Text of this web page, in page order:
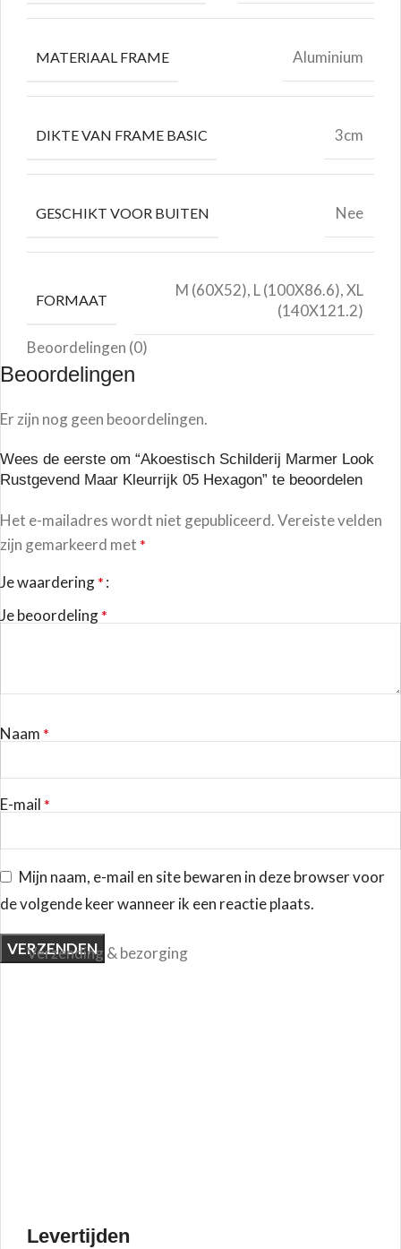
MATERIAAL FRAME Aluminium
DIKTE VAN FRAME BASIC 3cm
GESCHIKT VOOR BUITEN Nee
FORMAAT
M (60X52), L (100X86.6), XL
(140X121.2)
Beoordelingen (0)
Beoordelingen
Er zijn nog geen beoordelingen.
Wees de eerste om “Akoestisch Schilderij Marmer Look
Rustgevend Maar Kleurrijk 05 Hexagon” te beoordelen
Het e-mailadres wordt niet gepubliceerd.Vereiste velden
zijn gemarkeerd met *
Je waardering*
Je beoordeling*
Naam *
E-mail *
Mijn naam, e-mail en site bewaren in deze browser voor
de volgende keer wanneer ik een reactie plaats.
Verzending & bezorging
Levertijden